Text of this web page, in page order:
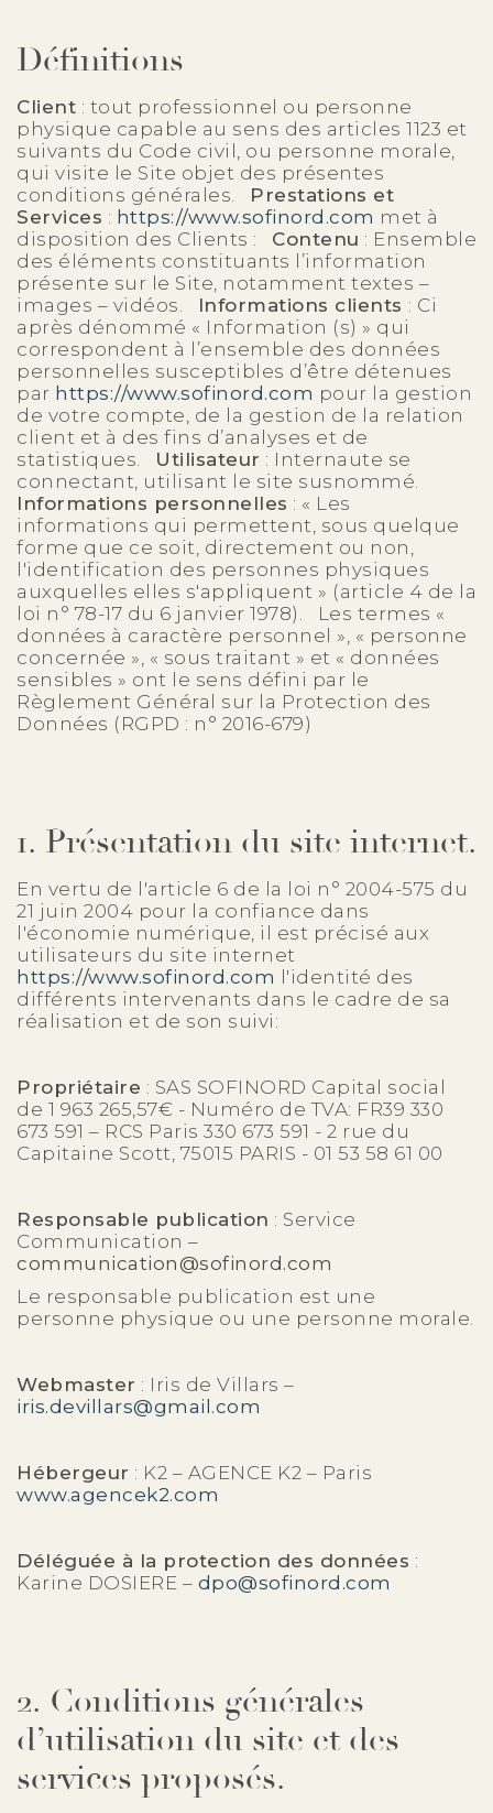
Définitions
Client : tout professionnel ou personne
physique capable au sens des articles 1123 et
suivants du Code civil, ou personne morale,
qui visite le Site objet des présentes
conditions générales. Prestations et
Services : https://www.sofinord.com met à
disposition des Clients : Contenu : Ensemble
des éléments constituants l’information
présente sur le Site, notamment textes –
images – vidéos.
Informations clients : Ci
après dénommé « Information (s) » qui
correspondent à l’ensemble des données
personnelles susceptibles d’être détenues
par https://www.sofinord.com pour la gestion
de votre compte, de la gestion de la relation
client et à des fins d’analyses et de
statistiques. Utilisateur : Internaute se
connectant, utilisant le site susnommé.
Informations personnelles : « Les
informations qui permettent, sous quelque
forme que ce soit, directement ou non,
l'identification des personnes physiques
auxquelles elles s'appliquent » (article 4 de la
loi n° 78-17 du 6 janvier 1978). Les termes «
données à caractère personnel », « personne
concernée », « sous traitant » et « données
sensibles » ont le sens défini par le
Règlement Général sur la Protection des
Données (RGPD : n° 2016-679)
1. Présentation du site internet.
En vertu de l'article 6 de la loi n° 2004-575 du
21 juin 2004 pour la confiance dans
l'économie numérique, il est précisé aux
utilisateurs du site internet
https://www.sofinord.com l'identité des
différents intervenants dans le cadre de sa
réalisation et de son suivi:
Propriétaire : SAS SOFINORD Capital social
de 1 963 265,57€ - Numéro de TVA: FR39 330
673 591 – RCS Paris 330 673 591 - 2 rue du
Capitaine Scott, 75015 PARIS - 01 53 58 61 00
Responsable publication : Service
Communication –
communication@sofinord.com
Le responsable publication est une
personne physique ou une personne morale.
Webmaster : Iris de Villars –
iris.devillars@gmail.com
Hébergeur : K2 – AGENCE K2 – Paris
www.agencek2.com
Déléguée à la protection des données :
Karine DOSIERE – dpo@sofinord.com
2. Conditions générales
d’utilisation du site et des
services proposés.